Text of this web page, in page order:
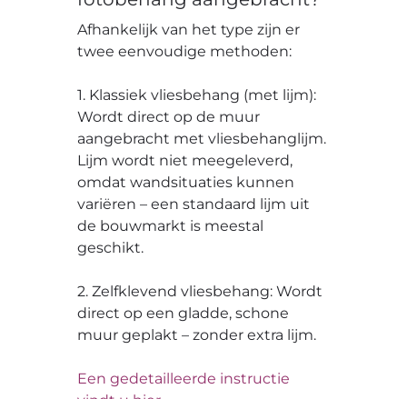
Afhankelijk van het type zijn er
twee eenvoudige methoden:
1. Klassiek vliesbehang (met lijm):
Wordt direct op de muur
aangebracht met vliesbehanglijm.
Lijm wordt niet meegeleverd,
omdat wandsituaties kunnen
variëren – een standaard lijm uit
de bouwmarkt is meestal
geschikt.
2. Zelfklevend vliesbehang: Wordt
direct op een gladde, schone
muur geplakt – zonder extra lijm.
Een gedetailleerde instructie